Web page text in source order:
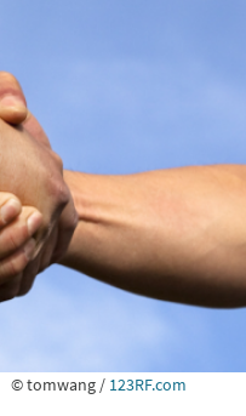
© tomwang / 123RF.com